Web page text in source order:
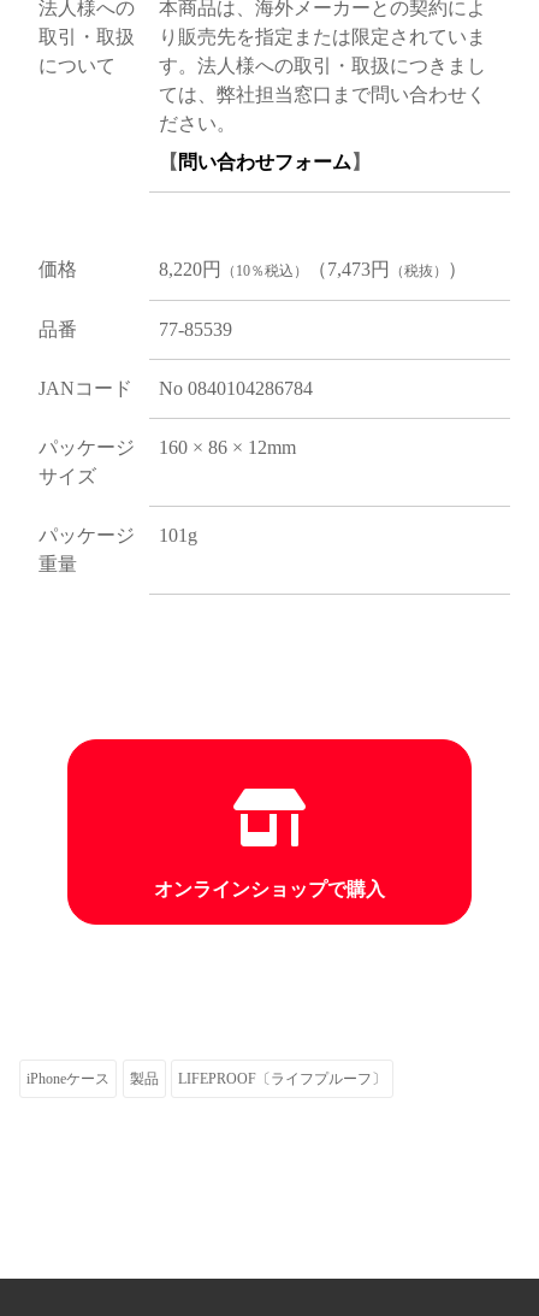
法人様への
取引・取扱
について
本商品は、海外メーカーとの契約によ
り販売先を指定または限定されていま
す。法人様への取引・取扱につきまし
ては、弊社担当窓口まで問い合わせく
ださい。
【 問い合わせフォーム 】
価格 8,220円 （10％税込） （7,473円 （税抜） ）
品番 77-85539
JANコード No 0840104286784
パッケージ
サイズ
160 × 86 × 12mm
パッケージ
重量
101g
オンラインショップで購入
iPhoneケース 製品 LIFEPROOF〔ライフプルーフ〕